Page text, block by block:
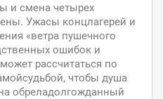
и смена четырех
Ужасы концлагерей и
«ветра пушечного
ошибок и
рассчитаться по
чтобы душа
обреладолгожданный